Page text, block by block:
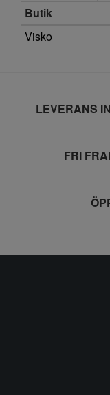
Butik
Visko
LEVERANS
FRI